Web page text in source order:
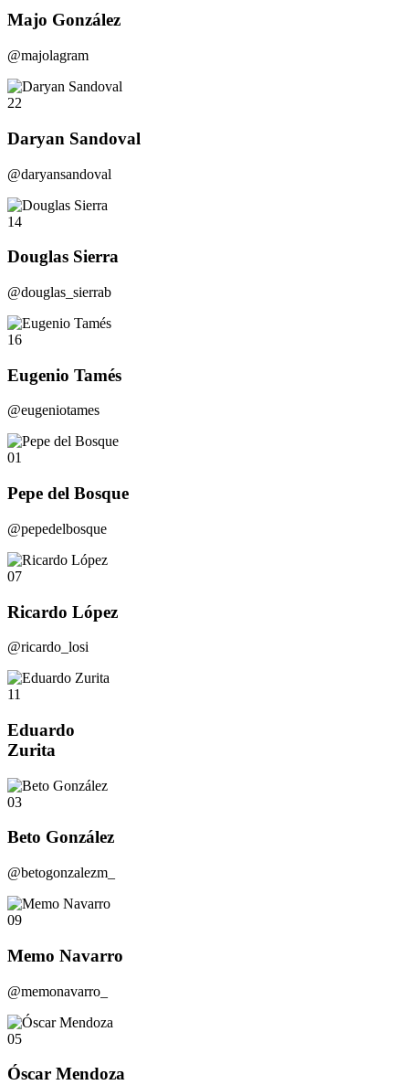
Majo González
@majolagram
22
Daryan Sandoval
@daryansandoval
14
Douglas Sierra
@douglas_sierrab
16
Eugenio Tamés
@eugeniotames
01
Pepe del Bosque
@pepedelbosque
07
Ricardo López
@ricardo_losi
11
Eduardo
Zurita
03
Beto González
@betogonzalezm_
09
Memo Navarro
@memonavarro_
05
Óscar Mendoza